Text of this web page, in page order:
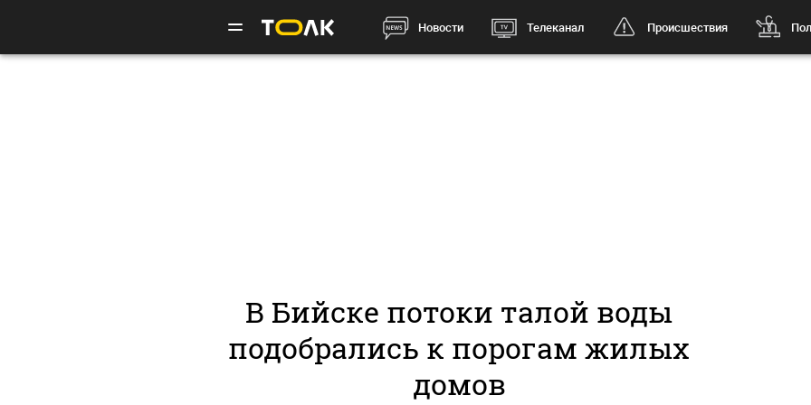
Новости Телеканал Происшествия
В Бийске потоки талой воды
подобрались к порогам жилых
домов